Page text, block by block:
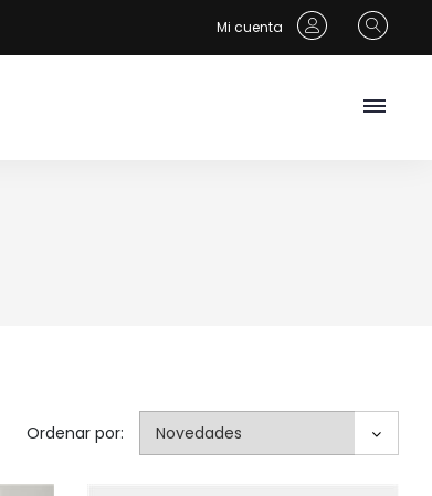
Mi cuenta
Ordenar por: